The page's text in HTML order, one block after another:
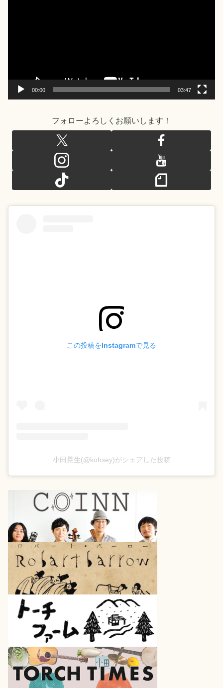
00:00 03:47
フォローよろしくお願いします！
この投稿をInstagramで見る
小田晃生(@kohsey)がシェアした投稿